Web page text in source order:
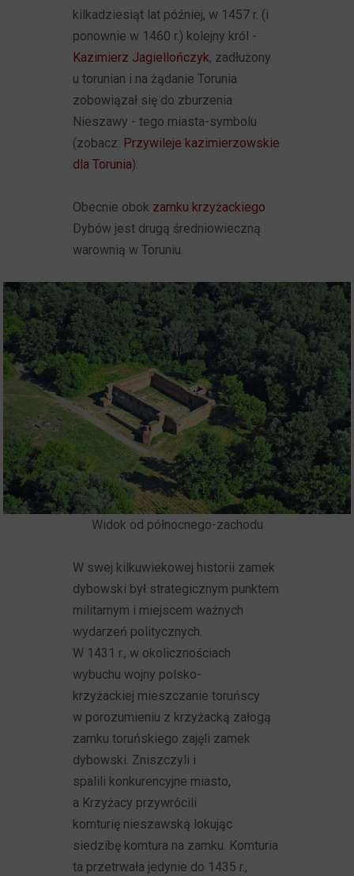
kilkadziesiąt lat później, w 1457 r. (i
ponownie w 1460 r.) kolejny król -
Kazimierz Jagiellończyk, zadłużony
u torunian i na żądanie Torunia
zobowiązał się do zburzenia
Nieszawy - tego miasta-symbolu
(zobacz: Przywileje kazimierzowskie
dla Torunia).
Obecnie obok zamku krzyżackiego
Dybów jest drugą średniowieczną
warownią w Toruniu.
Widok od północnego-zachodu
W swej kilkuwiekowej historii zamek
dybowski był strategicznym punktem
militarnym i miejscem ważnych
wydarzeń politycznych.
W 1431 r., w okolicznościach
wybuchu wojny polsko-
krzyżackiej mieszczanie toruńscy
w porozumieniu z krzyżacką załogą
zamku toruńskiego zajęli zamek
dybowski. Zniszczyli i
spalili konkurencyjne miasto,
a Krzyżacy przywrócili
komturię nieszawską lokując
siedzibę komtura na zamku. Komturia
ta przetrwała jedynie do 1435 r.,